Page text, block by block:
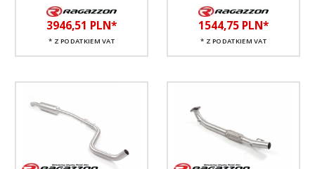
3946,51 PLN*
* Z PODATKIEM VAT
1544,75 PLN*
* Z PODATKIEM VAT